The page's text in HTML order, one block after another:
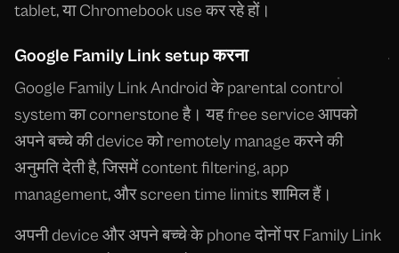
tablet, या Chromebook use कर रहे हों।
Google Family Link setup करना
Google Family Link Android के parental control
system का cornerstone है। यह free service आपको
अपने बच्चे की device को remotely manage करने की
अनुमति देती है, जिसमें content filtering, app
management, और screen time limits शामिल हैं।
अपनी device और अपने बच्चे के phone दोनों पर Family Link